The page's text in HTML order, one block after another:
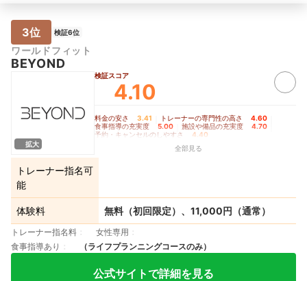
3位 検証6位
ワールドフィット
BEYOND
拡大
検証スコア
4.10
料金の安さ 3.41 トレーナーの専門性の高さ 4.60
食事指導の充実度 5.00 施設や備品の充実度 4.70
予約・キャンセルのしやすさ
4.40
全部見る
トレーナー指名可
能
体験料 無料（初回限定）、11,000円（通常）
トレーナー指名料
女性専用
食事指導あり
（ライフプランニングコースのみ）
公式サイトで詳細を見る